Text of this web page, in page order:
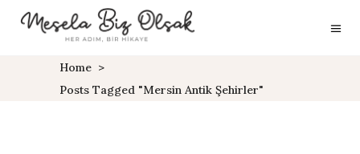
Home >
Posts Tagged "Mersin Antik Şehirler"